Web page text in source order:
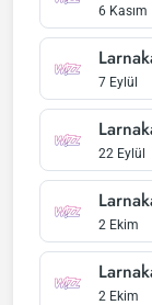
6 Kasım
7 Eylül
22 Eylül
2 Ekim
2 Ekim